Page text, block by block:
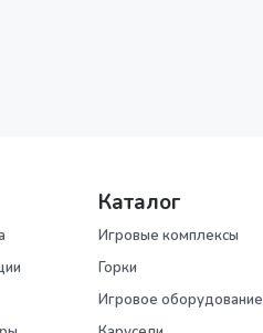
Каталог
Игровые комплексы
Горки
Игровое оборудование